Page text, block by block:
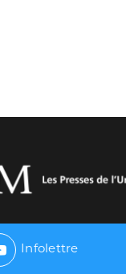
Infolettre